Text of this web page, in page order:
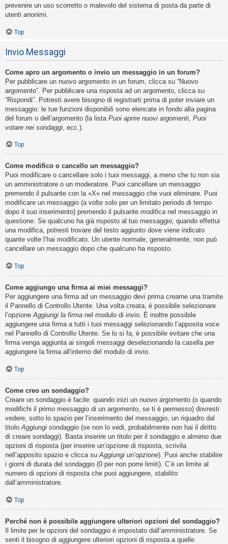
prevenire un uso scorretto o malevolo del sistema di posta da parte di
utenti anonimi.
Top
Invio Messaggi
Come apro un argomento o invio un messaggio in un forum?
Per pubblicare un nuovo argomento in un forum, clicca su “Nuovo
argomento”. Per pubblicare una risposta ad un argomento, clicca su
“Rispondi”. Potresti avere bisogno di registrarti prima di poter inviare un
messaggio: le tue funzioni disponibili sono elencate in fondo alla pagina
del forum o dell’argomento (la lista Puoi aprire nuovi argomenti Puoi
votare nei sondaggi , ecc.).
Top
Come modifico o cancello un messaggio?
Puoi modificare o cancellare solo i tuoi messaggi, a meno che tu non sia
un amministratore o un moderatore. Puoi cancellare un messaggio
premendo il pulsante con la «X» nel messaggio che vuoi eliminare. Puoi
modificare un messaggio (a volte solo per un limitato periodo di tempo
dopo il suo inserimento) premendo il pulsante modifica nel messaggio in
questione. Se qualcuno ha già risposto al tuo messaggio, quando effettui
una modifica, potresti trovare del testo aggiunto dove viene indicato
quante volte l’hai modificato. Un utente normale, generalmente, non può
cancellare un messaggio dopo che qualcuno ha risposto.
Top
Come aggiungo una firma ai miei messaggi?
Per aggiungere una firma ad un messaggio devi prima crearne una tramite
il Pannello di Controllo Utente. Una volta creata, è possibile selezionare
l’opzioneAggiungi la firma nel modulo di invio. È inoltre possibile
aggiungere una firma a tutti i tuoi messaggi selezionando l’apposita voce
nel Pannello di Controllo Utente. Se lo si fa, è possibile evitare che una
firma venga aggiunta ai singoli messaggi deselezionando la casella per
aggiungere la firma all’interno del modulo di invio.
Top
Come creo un sondaggio?
Creare un sondaggio è facile: quando inizi un nuovo argomento (o quando
modifichi il primo messaggio di un argomento, se ti è permesso) dovresti
vedere, sotto lo spazio per l’inserimento del messaggio, un riquadro dal
titolo Aggiungi sondaggio (se non lo vedi, probabilmente non hai il diritto
di creare sondaggi). Basta inserire un titolo per il sondaggio e almeno due
opzioni di risposta (per inserire un’opzione di risposta, scrivila
nell’apposito spazio e clicca su Aggiungi un’opzione). Puoi anche stabilire
i giorni di durata del sondaggio (0 per non porre limiti). C’è un limite al
numero di opzioni di risposta che puoi aggiungere, stabilito
dall’amministratore.
Top
Perché non è possibile aggiungere ulteriori opzioni del sondaggio?
Il limite per le opzioni del sondaggio è impostato dall’amministratore. Se
senti il bisogno di aggiungere ulteriori opzioni di risposta a quelle